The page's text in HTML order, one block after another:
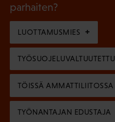
e
)
i
n
e
n
)
l
i
n
e
n
parhaiten?
LUOTTAMUSMIES
TYÖSUOJELUVALTUUTETTU
TÖISSÄ AMMATTILIITOSSA
TYÖNANTAJAN EDUSTAJA